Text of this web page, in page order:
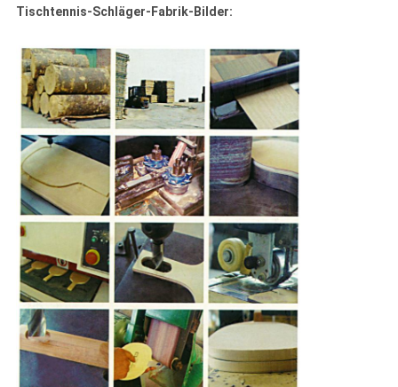
Tischtennis-Schläger-Fabrik-Bilder: